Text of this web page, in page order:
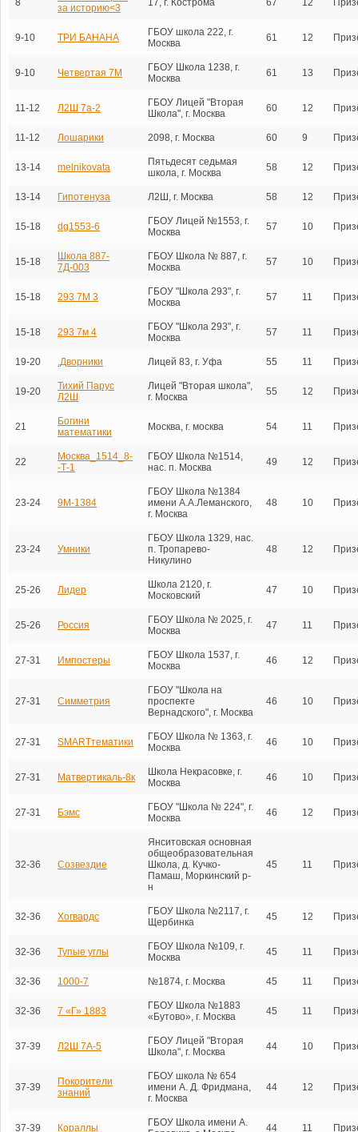
за историю<3
9-10 ТРИ БАНАНА
ГБОУ школа 222, г.
Москва
61 12
9-10 Четвертая 7М
ГБОУ Школа 1238, г.
Москва
61 13
11-12 Л2Ш 7a-2
ГБОУ Лицей "Вторая
Школа", г. Москва
60 12
11-12 Лошарики 2098, г. Москва 60 9
13-14 melnikovata
Пятьдесят седьмая
школа, г. Москва
58 12
13-14 Гипотенуза Л2Ш, г. Москва 58 12
15-18 dg1553-6
ГБОУ Лицей №1553, г.
Москва
57 10
15-18
Школа 887-
7Д-003
ГБОУ Школа № 887, г.
Москва
57 10
15-18 293 7M 3
ГБОУ "Школа 293", г.
Москва
57 11
15-18 293 7м 4
ГБОУ "Школа 293", г.
Москва
57 11
19-20 .Дворники Лицей 83, г. Уфа 55 11
19-20
Тихий Парус
Л2Ш
Лицей "Вторая школа",
г. Москва
55 12
21
Богини
математики
Москва, г. москва 54 11
22
Москва_1514_8-
-Т-1
ГБОУ Школа №1514,
нас. п. Москва
49 12
23-24 9М-1384
ГБОУ Школа №1384
имени А.А.Леманского,
г. Москва
48 10
23-24 Умники
ГБОУ Школа 1329, нас.
п. Тропарево-
Никулино
48 12
25-26 Лидер
Школа 2120, г.
Московский
47 10
25-26 Россия
ГБОУ Школа № 2025, г.
Москва
47 11
27-31 Импостеры
ГБОУ Школа 1537, г.
Москва
46 12
27-31 Симметрия
ГБОУ "Школа на
проспекте
Вернадского", г. Москва
46 10
27-31 SMARTтематики
ГБОУ Школа № 1363, г.
Москва
46 10
27-31 Матвертикаль-8к
Школа Некрасовке, г.
Москва
46 10
27-31 Бэмс
ГБОУ "Школа № 224", г.
Москва
46 12
32-36 Созвездие
Янситовская основная
общеобразовательная
Школа, д. Кучко-
Памаш, Моркинский р-
н
45 11
32-36 Хогвардс
ГБОУ Школа №2117, г.
Щербинка
45 12
32-36 Тупые углы
ГБОУ Школа №109, г.
Москва
45 11
32-36 1000-7 №1874, г. Москва 45 11
32-36 7 «Г» 1883
ГБОУ Школа №1883
«Бутово», г. Москва
45 11
37-39 Л2Ш 7А-5
ГБОУ Лицей "Вторая
Школа", г. Москва
44 10
37-39
Покорители
знаний
ГБОУ школа № 654
имени А. Д. Фридмана,
г. Москва
44 12
37-39 Кораллы
ГБОУ Школа имени А.
44 11